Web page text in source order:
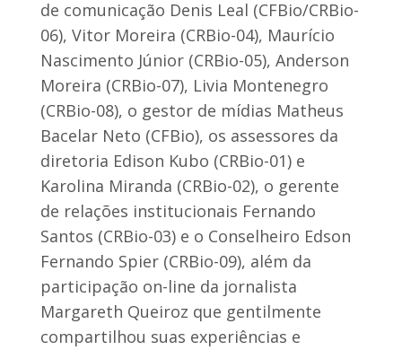
de comunicação Denis Leal (CFBio/CRBio-
06), Vitor Moreira (CRBio-04), Maurício
Nascimento Júnior (CRBio-05), Anderson
Moreira (CRBio-07), Livia Montenegro
(CRBio-08), o gestor de mídias Matheus
Bacelar Neto (CFBio), os assessores da
diretoria Edison Kubo (CRBio-01) e
Karolina Miranda (CRBio-02), o gerente
de relações institucionais Fernando
Santos (CRBio-03) e o Conselheiro Edson
Fernando Spier (CRBio-09), além da
participação on-line da jornalista
Margareth Queiroz que gentilmente
compartilhou suas experiências e